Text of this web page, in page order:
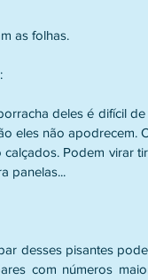
as folhas.
deles é difícil
eles não apodrecem.
Podem virar
panelas...
desses pisantes
com números